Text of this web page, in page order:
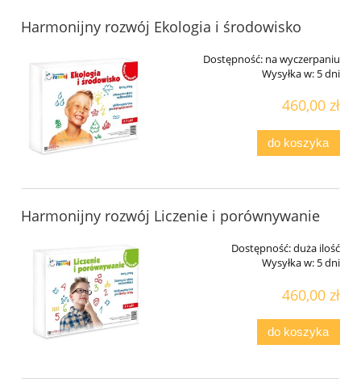
Harmonijny rozwój Ekologia i środowisko
Dostępność: na wyczerpaniu
Wysyłka w: 5 dni
460,00 zł
do koszyka
Harmonijny rozwój Liczenie i porównywanie
Dostępność:duża ilość
Wysyłka w: 5 dni
460,00 zł
do koszyka